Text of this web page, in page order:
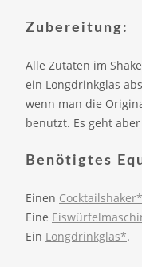
Zubereitung:
Alle Zutaten im
ein Longdrinkglas
wenn man die
benutzt. Es geht
Benötigtes
Einen Cocktailshaker*
Eine
Ein Longdrinkglas*.